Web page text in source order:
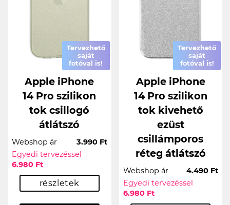
Tervezhető
saját
fotóval is!
Apple iPhone
14 Pro szilikon
tok csillogó
átlátszó
Webshop ár
3.990 Ft
Egyedi tervezéssel
6.980 Ft
részletek
Tervezhető
saját
fotóval is!
Apple iPhone
14 Pro szilikon
tok kivehető
ezüst
csillámporos
réteg átlátszó
Webshop ár
4.490 Ft
Egyedi tervezéssel
6.980 Ft